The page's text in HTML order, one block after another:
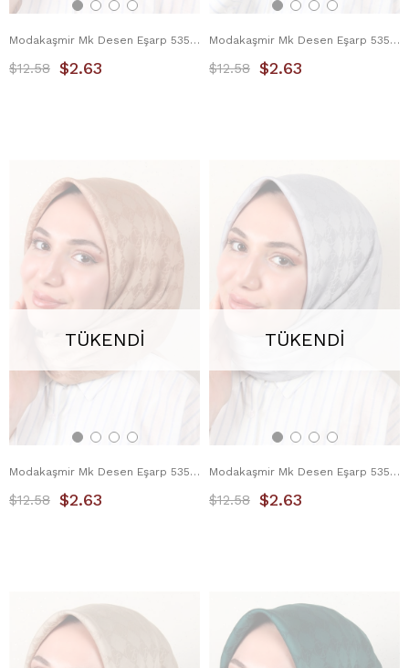
Modakaşmir Mk Desen Eşarp 5354-10 Su Yeşili
$2.63
$12.58
Modakaşmir Mk Desen Eşarp 5354-11 Eflatun
$2.63
$12.58
TÜKENDI
Modakaşmir Mk Desen Eşarp 5354-12 Koyu Bej
$2.63
$12.58
TÜKENDI
Modakaşmir Mk Desen Eşarp 5354-13 Gümüş
$2.63
$12.58